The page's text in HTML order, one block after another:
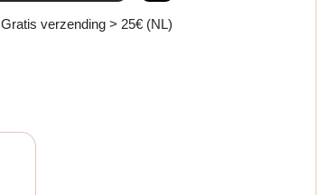
Gratis verzending > 25€ (NL)